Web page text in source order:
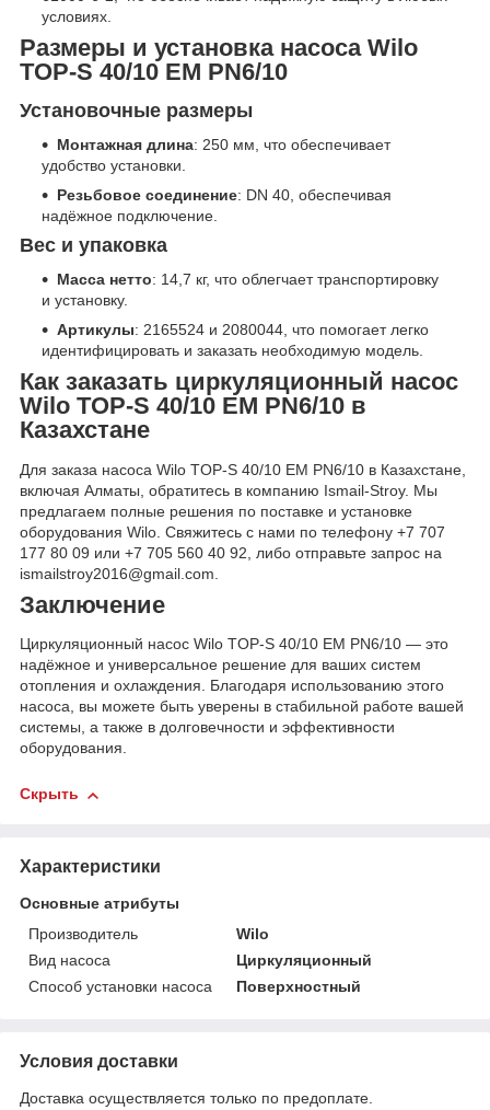
условиях.
Размеры и установка насоса Wilo
TOP-S 40/10 EM PN6/10
Установочные размеры
Монтажная длина: 250 мм, что обеспечивает
удобство установки.
Резьбовое соединение: DN 40, обеспечивая
надёжное подключение.
Вес и упаковка
Масса нетто: 14,7 кг, что облегчает транспортировку
и установку.
Артикулы: 2165524 и 2080044, что помогает легко
идентифицировать и заказать необходимую модель.
Как заказать циркуляционный насос
Wilo TOP-S 40/10 EM PN6/10 в
Казахстане
Для заказа насоса Wilo TOP-S 40/10 EM PN6/10 в Казахстане,
включая Алматы, обратитесь в компанию Ismail-Stroy. Мы
предлагаем полные решения по поставке и установке
оборудования Wilo. Свяжитесь с нами по телефону +7 707
177 80 09 или +7 705 560 40 92, либо отправьте запрос на
ismailstroy2016@gmail.com.
Заключение
Циркуляционный насос Wilo TOP-S 40/10 EM PN6/10 — это
надёжное и универсальное решение для ваших систем
отопления и охлаждения. Благодаря использованию этого
насоса, вы можете быть уверены в стабильной работе вашей
системы, а также в долговечности и эффективности
оборудования.
Скрыть
Характеристики
Основные атрибуты
Производитель
Wilo
Вид насоса
Циркуляционный
Способ установки насоса
Поверхностный
Условия доставки
Доставка осуществляется только по предоплате.